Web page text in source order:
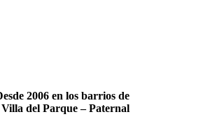
2006 en los barrios de
del Parque – Paternal